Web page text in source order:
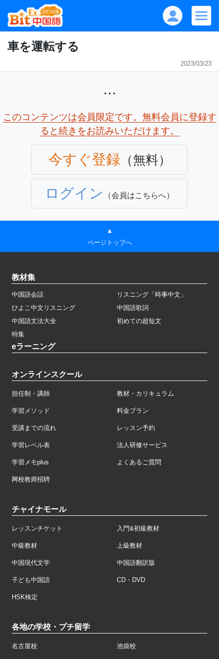
車を運転する
2023/03/23
...
このコンテンツは会員限定です。無料会員に登録す
ると続きをお読みいただけます。
今すぐ登録 （無料）
ログイン （会員はこちらへ）
▲
ページトップへ
教材集
中国語会話
リスニング「時事中文」
ひよこ中文リスニング
中国語歌詞
中国語文法大全
初めての超短文
特集
eラーニング
オンラインスクール
担任制・講師 教材・カリキュラム
学習メソッド 料金プラン
受講までの流れ レッスン予約
学習レベル表 法人研修サービス
学習メモplus よくあるご質問
网校教师招聘
チャイナモール
レッスンチケット 入門&初級教材
中級教材 上級教材
中国現代文学 中国語翻訳版
子ども中国語 CD・DVD
HSK検定
各地の学校・プチ留学
名古屋校 池袋校